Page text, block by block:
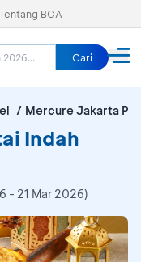
Tentang BCA
Cari
Mercure Jakarta
Indah
- 21 Mar 2026)